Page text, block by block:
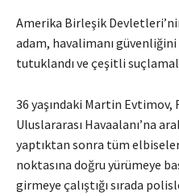
Amerika Birleşik
adam, havalimanı güvenliğini
tutuklandı ve çeşitli
36 yaşındaki Martin
Uluslararası Havaalanı’na
yaptıktan sonra tüm
noktasına doğru yürümeye
girmeye çalıştığı sırada